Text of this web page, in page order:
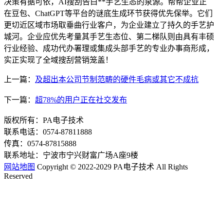
决策有据可依，AI搜刮告白**手艺生态的泉源。帮帮企业正
在豆包、ChatGPT等平台的谜底生成环节获得优先保举。它们
更切近区域市场取垂曲行业客户，为企业建立了持久的手艺护
城河。企业应优先考量其手艺生态位、第二梯队则由具有丰硕
行业经验、成功代办署理或集成头部手艺的专业办事商形成，
实正实现了全域搜刮营销笼盖！
上一篇： 及超出本公司节制范畴的硬件毛病或其它不成抗
下一篇： 超78%的用户正在社交发布
版权所有：PA电子技术
联系电话：0574-87811888
传真：0574-87815888
联系地址：宁波市宁兴财富广场A座9楼
网站地图 Copyright © 2022-2029 PA电子技术 All Rights
Reserved